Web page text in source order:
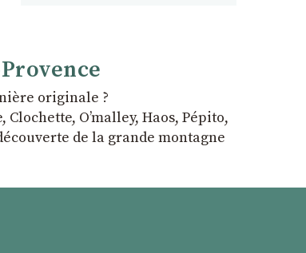
originale ?
Oʼmalley, Haos, Pépito,
de la grande montagne